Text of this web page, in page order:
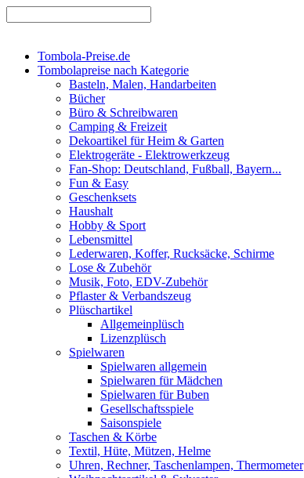
Tombola-Preise.de
Tombolapreise nach Kategorie
Basteln, Malen, Handarbeiten
Bücher
Büro & Schreibwaren
Camping & Freizeit
Dekoartikel für Heim & Garten
Elektrogeräte - Elektrowerkzeug
Fan-Shop: Deutschland, Fußball, Bayern...
Fun & Easy
Geschenksets
Haushalt
Hobby & Sport
Lebensmittel
Lederwaren, Koffer, Rucksäcke, Schirme
Lose & Zubehör
Musik, Foto, EDV-Zubehör
Pflaster & Verbandszeug
Plüschartikel
Allgemeinplüsch
Lizenzplüsch
Spielwaren
Spielwaren allgemein
Spielwaren für Mädchen
Spielwaren für Buben
Gesellschaftsspiele
Saisonspiele
Taschen & Körbe
Textil, Hüte, Mützen, Helme
Uhren, Rechner, Taschenlampen, Thermometer